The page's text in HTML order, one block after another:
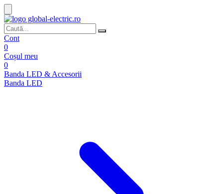
Cont
0
Coșul meu
0
Banda LED & Accesorii
Banda LED